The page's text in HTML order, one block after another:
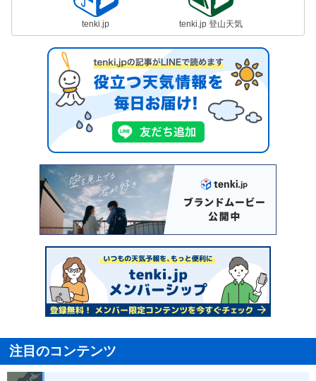
tenki.jp tenki.jp 登山天気
注目のコンテンツ